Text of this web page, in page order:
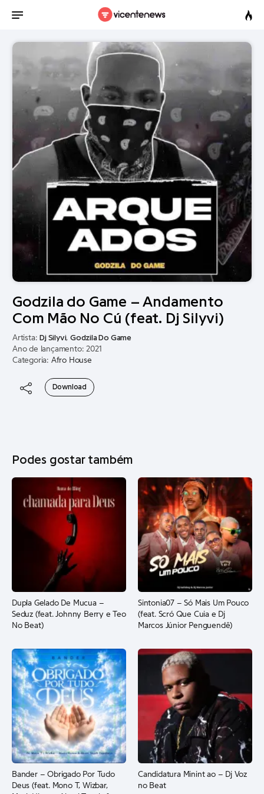
Godzila do Game – Andamento
Com Mão No Cú (feat. Dj Silyvi)
Artista: Dj Silyvi,Godzila Do Game
Ano de lançamento: 2021
Categoria: Afro House
Download
Podes gostar também
Dupla Gelado De Mucua –
Seduz (feat. Johnny Berry e Teo
No Beat)
Sintonia07 – Só Mais Um Pouco
(feat. Scró Que Cuia e Dj
Marcos Júnior Penguendê)
Bander – Obrigado Por Tudo
Deus (feat. Mono T, Wizbar,
Candidatura Minint ao – Dj Voz
no Beat